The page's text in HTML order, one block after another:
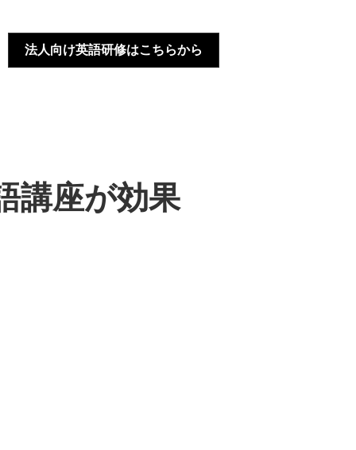
法人向け英語研修はこちらから
講座が効果